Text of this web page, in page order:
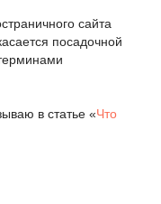
сайта
посадочной
в статье «Что